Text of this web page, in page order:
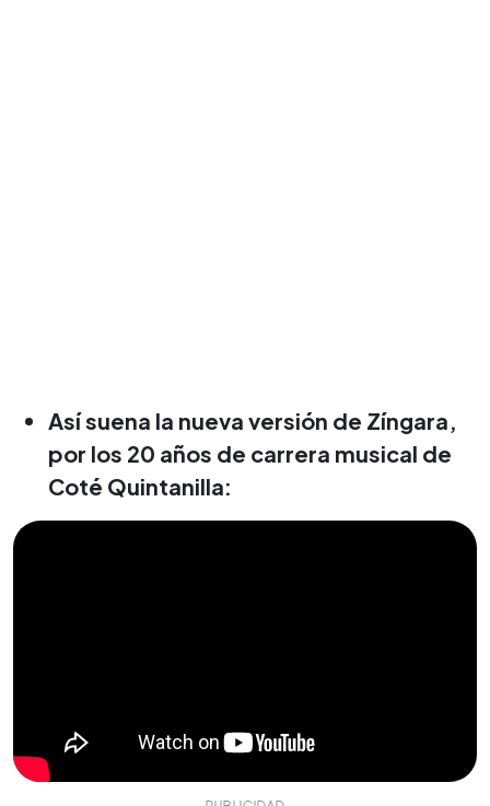
Así suena la nueva versión de Zíngara,
por los 20 años de carrera musical de
Coté Quintanilla: